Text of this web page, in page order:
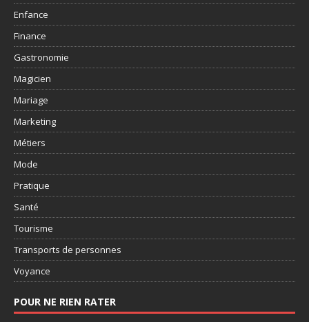
Enfance
Finance
Gastronomie
Magicien
Mariage
Marketing
Métiers
Mode
Pratique
Santé
Tourisme
Transports de personnes
Voyance
POUR NE RIEN RATER